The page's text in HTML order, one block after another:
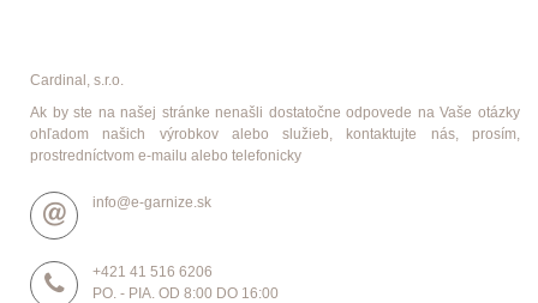
Cardinal, s.r.o.
Ak by ste na našej stránke nenašli dostatočne odpovede na Vaše otázky
ohľadom našich výrobkov alebo služieb, kontaktujte nás, prosím,
prostredníctvom e-mailu alebo telefonicky
info@e-garnize.sk
+421 41 516 6206
PO. - PIA. OD 8:00 DO 16:00